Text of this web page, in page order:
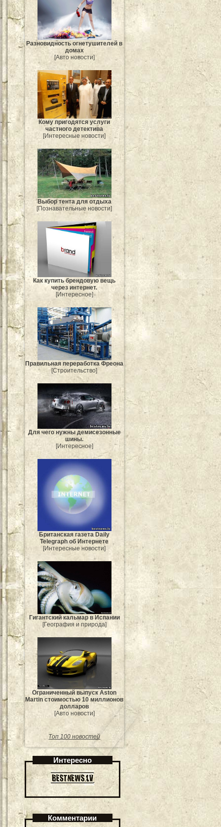
Разновидность огнетушителей в
домах
[Авто новости]
Кому пригодятся услуги
частного детектива
[Интересные новости]
Выбор тента для отдыха
[Познавательные новости]
Как купить брендовую вещь
через интернет.
[Интересное]
Правильная переработка Фреона
[Строительство]
Для чего нужны демисезонные
шины.
[Интересное]
Британская газета Daily
Telegraph об Интернете
[Интересные новости]
Гигантский кальмар в Испании
[География и природа]
Ограниченный выпуск Aston
Martin стоимостью 10 миллионов
долларов
[Авто новости]
Топ 100 новостей
Интересно
Комментарии